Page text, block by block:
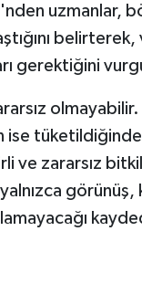
uzmanlar,
belirterek,
gerektiğini
ise
ve zararsız
görünüş,